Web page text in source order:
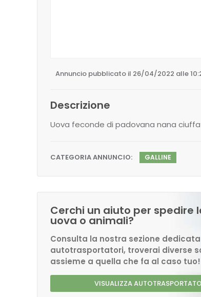
Annuncio pubblicato il 26/04/2022 alle
Descrizione
Uova feconde di padovana nana
CATEGORIA ANNUNCIO: GALLINE
Cerchi un aiuto per spedire
uova o animali?
Consulta la nostra sezione
autotrasportatori, troverai diverse
assieme a quella che fa al caso tuo!
VISUALIZZA